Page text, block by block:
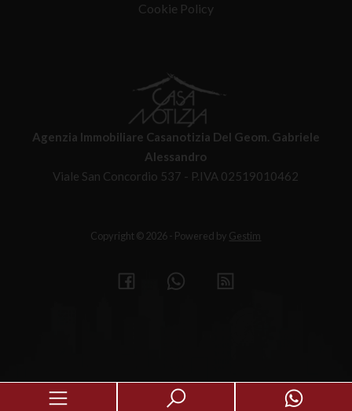
Cookie Policy
Agenzia Immobiliare Casanotizia Del Geom. Gabriele
Alessandro
Viale San Concordio 537 - P.IVA 02519010462
Copyright © 2026 - Powered by Gestim